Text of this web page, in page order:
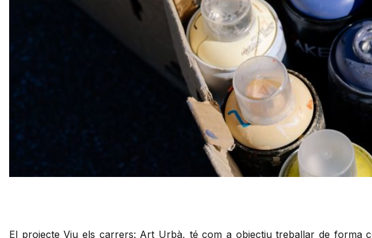
El projecte Viu els carrers: Art Urbà, té com a objectiu treballar de forma